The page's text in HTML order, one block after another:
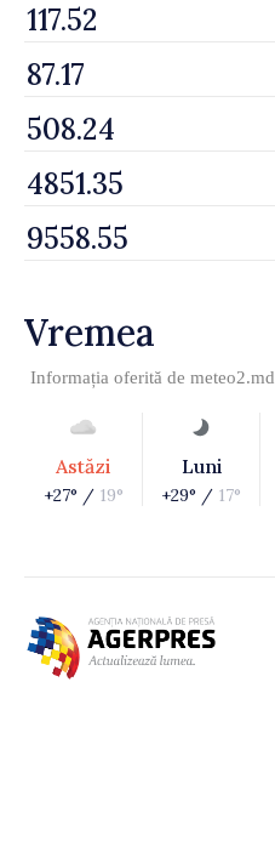
Vremea
Informația oferită de meteo2.md
Astăzi
+27° / 19°
Luni
+29° / 17°